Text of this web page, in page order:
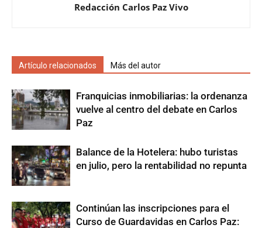
Redacción Carlos Paz Vivo
Artículo relacionados Más del autor
Franquicias inmobiliarias: la ordenanza
vuelve al centro del debate en Carlos
Paz
Balance de la Hotelera: hubo turistas
en julio, pero la rentabilidad no repunta
Continúan las inscripciones para el
Curso de Guardavidas en Carlos Paz: